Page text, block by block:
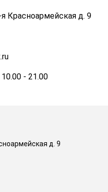
Красноармейская д. 9
- 21.00
д. 9